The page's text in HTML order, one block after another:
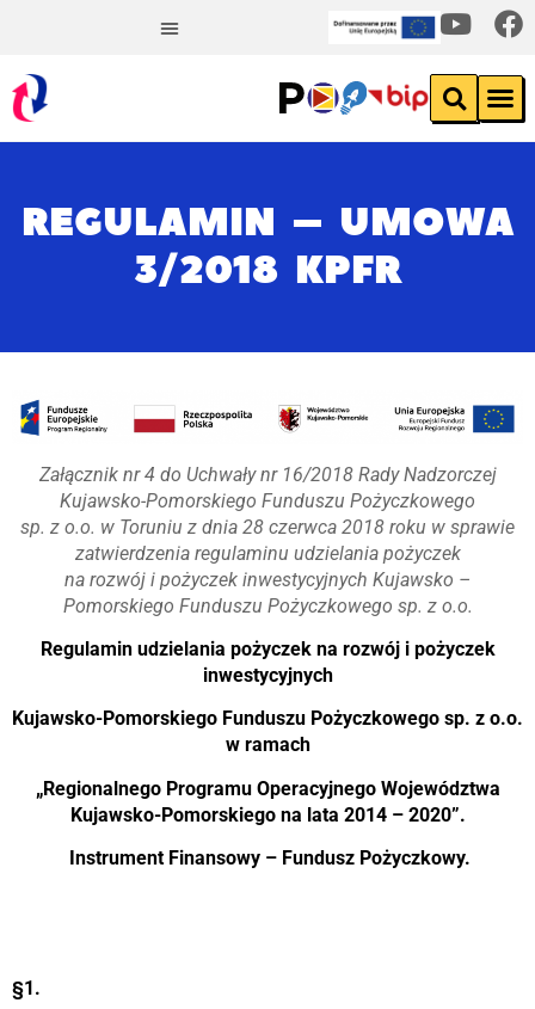
REGULAMIN – UMOWA
3/2018 KPFR
Załącznik nr 4 do Uchwały nr 16/2018 Rady Nadzorczej
Kujawsko-Pomorskiego Funduszu Pożyczkowego
sp. z o.o. w Toruniu z dnia 28 czerwca 2018 roku w sprawie
zatwierdzenia regulaminu udzielania pożyczek
na rozwój i pożyczek inwestycyjnych Kujawsko –
Pomorskiego Funduszu Pożyczkowego sp. z o.o.
Regulamin udzielania pożyczek na rozwój i pożyczek
inwestycyjnych
Kujawsko-Pomorskiego Funduszu Pożyczkowego sp. z o.o.
w ramach
„Regionalnego Programu Operacyjnego Województwa
Kujawsko-Pomorskiego na lata 2014 – 2020”.
Instrument Finansowy – Fundusz Pożyczkowy.
§1.